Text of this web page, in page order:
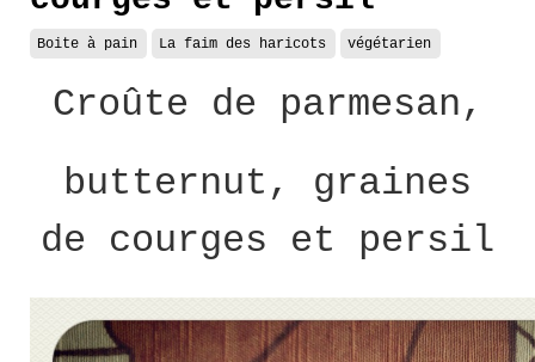
Boite à pain La faim des haricots végétarien
Croûte de parmesan,
butternut, graines
de courges et persil